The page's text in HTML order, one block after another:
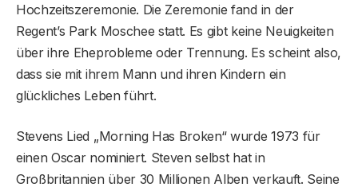
Hochzeitszeremonie. Die Zeremonie fand in der
Regent’s Park Moschee statt. Es gibt keine Neuigkeiten
über ihre Eheprobleme oder Trennung. Es scheint also,
dass sie mit ihrem Mann und ihren Kindern ein
glückliches Leben führt.
Stevens Lied „Morning Has Broken“ wurde 1973 für
einen Oscar nominiert. Steven selbst hat in
Großbritannien über 30 Millionen Alben verkauft. Seine